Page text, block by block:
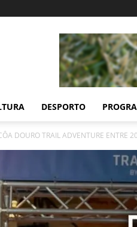
DESPORTO
DOURO TRAIL ADVENTURE ENTRE